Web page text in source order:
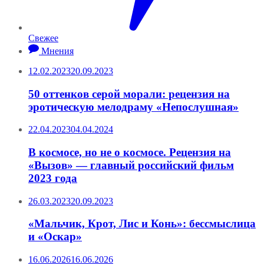
Свежее
Мнения
12.02.202320.09.2023
50 оттенков серой морали: рецензия на
эротическую мелодраму «Непослушная»
22.04.202304.04.2024
В космосе, но не о космосе. Рецензия на
«Вызов» — главный российский фильм
2023 года
26.03.202320.09.2023
«Мальчик, Крот, Лис и Конь»: бессмыслица
и «Оскар»
16.06.202616.06.2026